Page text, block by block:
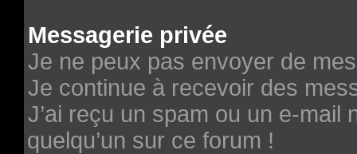
Messagerie privée
Je ne peux pas envoyer de
Je continue à recevoir des
J’ai reçu un spam ou un e-mail
quelqu’un sur ce forum !